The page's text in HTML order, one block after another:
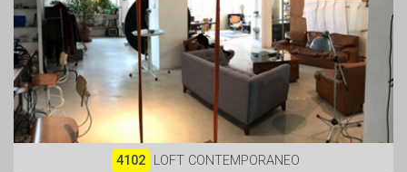
4102 LOFT CONTEMPORANEO